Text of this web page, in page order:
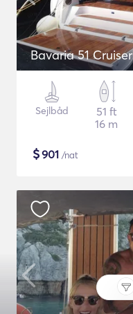
Bavaria 51 Cruiser
Sejlbåd
51 ft
16 m
$901 /nat